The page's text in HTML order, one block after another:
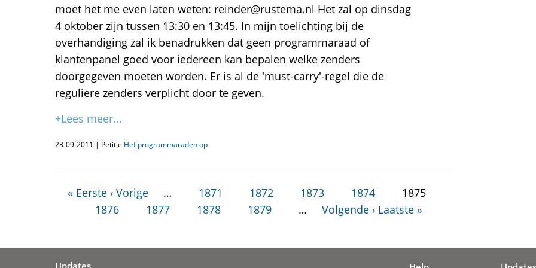
moet het me even laten weten: reinder@rustema.nl Het zal op dinsdag
4 oktober zijn tussen 13:30 en 13:45. In mijn toelichting bij de
overhandiging zal ik benadrukken dat geen programmaraad of
klantenpanel goed voor iedereen kan bepalen welke zenders
doorgegeven moeten worden. Er is al de 'must-carry'-regel die de
reguliere zenders verplicht door te geven.
+Lees meer...
23-09-2011 | Petitie Hef programmaraden op
« Eerste ‹ Vorige … 1871 1872 1873 1874
1875
1876
1877 1878 1879 … Volgende › Laatste »
Updates